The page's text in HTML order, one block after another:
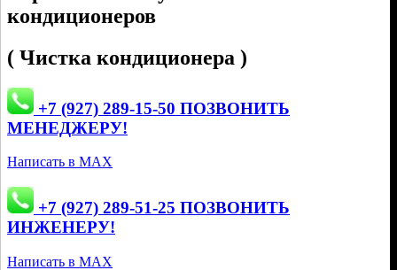
кондиционеров
( Чистка кондиционера )
+7 (927) 289-15-50 ПОЗВОНИТЬ
МЕНЕДЖЕРУ!
Написать в MAX
+7 (927) 289-51-25 ПОЗВОНИТЬ
ИНЖЕНЕРУ!
Написать в MAX